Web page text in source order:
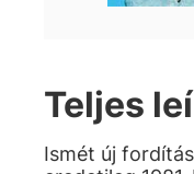
Teljes
Ismét új